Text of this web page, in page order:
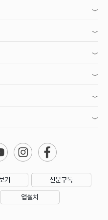
기 신문구독
앱설치